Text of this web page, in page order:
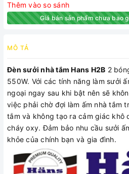
Thêm vào so sánh
Giá bán sản phẩm chưa bao
MÔ TẢ
Đèn sưởi nhà tắm Hans H2B 2
550W. Với các tính năng làm sưởi
ngoại ngay sau khi bật nên sẽ
việc phải chờ đợi làm ấm nhà tắm
tắm và không tạo ra cảm giác khô
cháy oxy. Đảm bảo nhu cầu sưởi
khỏe của chính bạn và gia đình.